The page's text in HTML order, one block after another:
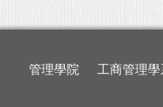
管理學院 工商管理